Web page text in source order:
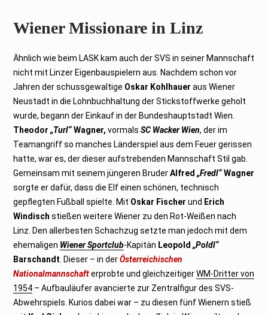
Wiener Missionare in Linz
Ähnlich wie beim LASK kam auch der SVS in seiner Mannschaft
nicht mit Linzer Eigenbauspielern aus. Nachdem schon vor
Jahren der schussgewaltige Oskar Kohlhauer aus Wiener
Neustadt in die Lohnbuchhaltung der Stickstoffwerke geholt
wurde, begann der Einkauf in der Bundeshauptstadt Wien.
Theodor„Turl“Wagner, vormalsSC Wacker Wien, der im
Teamangriff so manches Länderspiel aus dem Feuer gerissen
hatte, war es, der dieser aufstrebenden Mannschaft Stil gab.
Gemeinsam mit seinem jüngeren BruderAlfred„Fredl“Wagner
sorgte er dafür, dass die Elf einen schönen, technisch
gepflegten Fußball spielte. Mit Oskar Fischer und Erich
Windisch stießen weitere Wiener zu den Rot-Weißen nach
Linz. Den allerbesten Schachzug setzte man jedoch mit dem
ehemaligen Wiener Sportclub-Kapitän Leopold„Poldl“
Barschandt . Dieser – in derÖsterreichischen
Nationalmannschafterprobte und gleichzeitigerWM-Dritter von
1954 – Aufbauläufer avancierte zur Zentralfigur des SVS-
Abwehrspiels. Kurios dabei war – zu diesen fünf Wienern stieß